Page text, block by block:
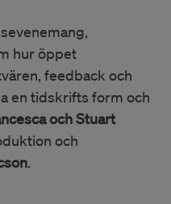
hur öppet
feedback och
en tidskrifts form och
och Stuart
och
.